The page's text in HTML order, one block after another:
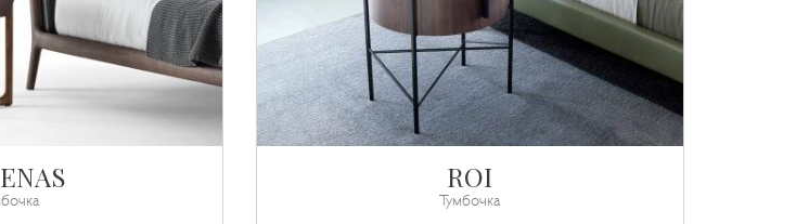
ROI
Тумбочка